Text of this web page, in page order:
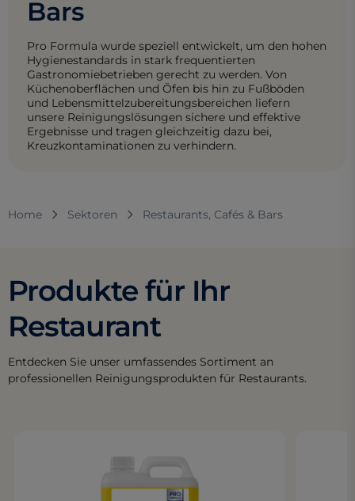
Bars
Pro Formula wurde speziell entwickelt, um den hohen
Hygienestandards in stark frequentierten
Gastronomiebetrieben gerecht zu werden. Von
Küchenoberflächen und Öfen bis hin zu Fußböden
und Lebensmittelzubereitungsbereichen liefern
unsere Reinigungslösungen sichere und effektive
Ergebnisse und tragen gleichzeitig dazu bei,
Kreuzkontaminationen zu verhindern.
Home Sektoren Restaurants, Cafés & Bars
Produkte für Ihr
Restaurant
Entdecken Sie unser umfassendes Sortiment an
professionellen Reinigungsprodukten für Restaurants.